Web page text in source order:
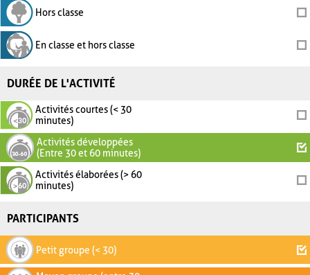
Hors classe
En classe et hors classe
DURÉE DE L'ACTIVITÉ
Activités courtes (< 30
minutes)
Activités développées
(Entre 30 et 60 minutes)
Activités élaborées (> 60
minutes)
PARTICIPANTS
Petit groupe (< 30)